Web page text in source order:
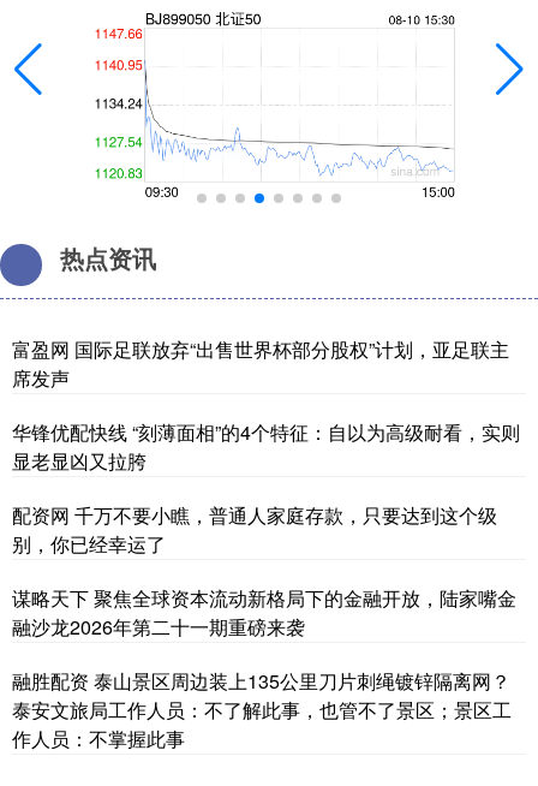
热点资讯
富盈网 国际足联放弃“出售世界杯部分股权”计划，亚足联主
席发声
华锋优配快线 “刻薄面相”的4个特征：自以为高级耐看，实则
显老显凶又拉胯
配资网 千万不要小瞧，普通人家庭存款，只要达到这个级
别，你已经幸运了
谋略天下 聚焦全球资本流动新格局下的金融开放，陆家嘴金
融沙龙2026年第二十一期重磅来袭
融胜配资 泰山景区周边装上135公里刀片刺绳镀锌隔离网？
泰安文旅局工作人员：不了解此事，也管不了景区；景区工
作人员：不掌握此事